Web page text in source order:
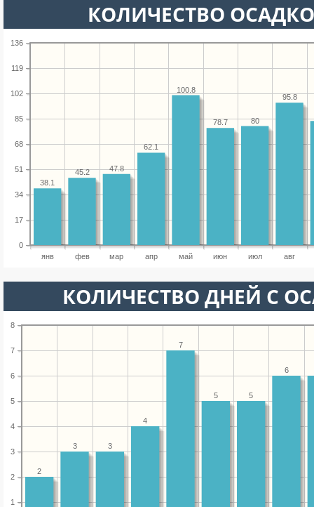
КОЛИЧЕСТВО
янв фев мар апр май июн июл авг
0
17
34
51
68
85
102
119
136
95.8
80
78.7
100.8
62.1
47.8
45.2
38.1
КОЛИЧЕСТВО ДНЕЙ С
1
2
3
4
5
6
7
8
6
5
5
7
4
3
3
2